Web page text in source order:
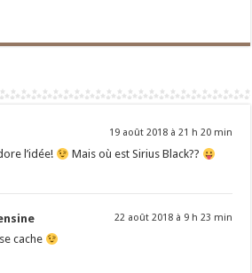
19 août 2018 à 21 h 20 min
l’idée! Mais où est Sirius Black??
22 août 2018 à 9 h 23 min
cache